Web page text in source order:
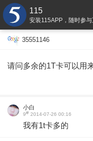
115
安装115APP，随时参与
35551146
请问多余的1T卡可以用
小白
9# 2014-07-26 00:16
我有1t卡多的